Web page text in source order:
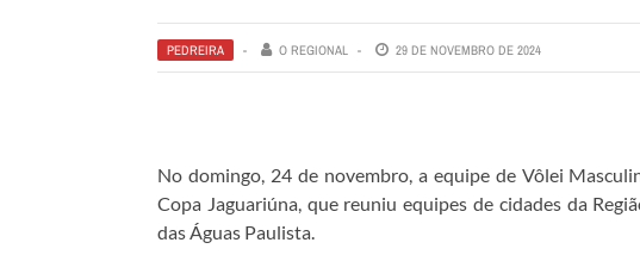
PEDREIRA O REGIONAL 29 DE NOVEMBRO DE 2024
No domingo, 24 de novembro, a equipe de Vôlei
Copa Jaguariúna, que reuniu equipes de cidades da
das Águas Paulista.